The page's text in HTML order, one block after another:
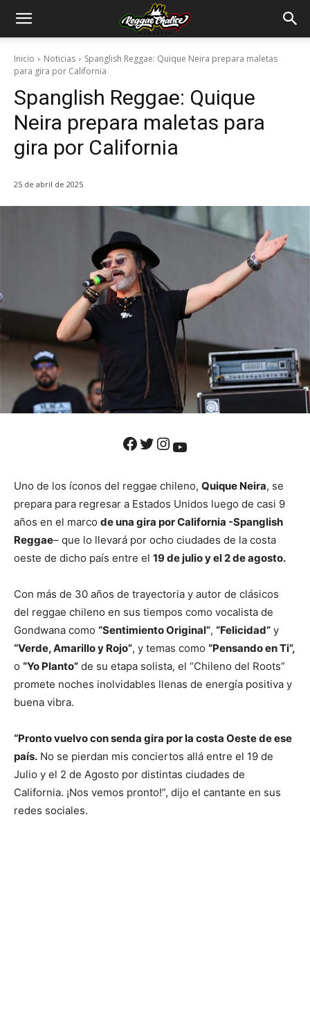
Inicio Noticias
Spanglish Reggae: Quique Neira prepara maletas
para gira por California
Spanglish Reggae: Quique
Neira prepara maletas para
gira por California
25 de abril de 2025
Facebook Twitter Instagram YouTube
Uno de los íconos del reggae chileno, Quique Neira, se
prepara para regresar a Estados Unidos luego de casi 9
años en el marco de una gira por California -Spanglish
Reggae– que lo llevará por ocho ciudades de la costa
oeste de dicho país entre el 19 de julio y el 2 de agosto.
Con más de 30 años de trayectoria y autor de clásicos
del reggae chileno en sus tiempos como vocalista de
Gondwana como “Sentimiento Original”, “Felicidad” y
“Verde, Amarillo y Rojo”, y temas como “Pensando en Ti”,
o “Yo Planto” de su etapa solista, el “Chileno del Roots”
promete noches inolvidables llenas de energía positiva y
buena vibra.
“Pronto vuelvo con senda gira por la costa Oeste de ese
país. No se pierdan mis conciertos allá entre el 19 de
Julio y el 2 de Agosto por distintas ciudades de
California. ¡Nos vemos pronto!”, dijo el cantante en sus
redes sociales.